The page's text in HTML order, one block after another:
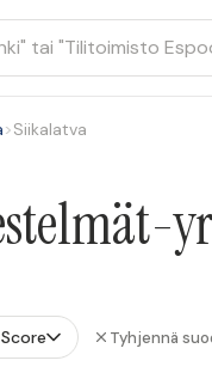
>Siikalatva
Tyhjennä